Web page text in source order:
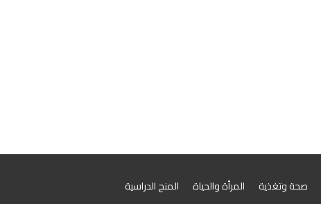
صحة وتغذية المرأة والحياة
المنح الدراسية